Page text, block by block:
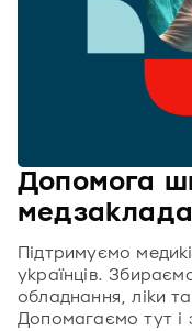
Допомога
Підтримуємо
українців.
обладнання, ліки
Допомагаємо тут і